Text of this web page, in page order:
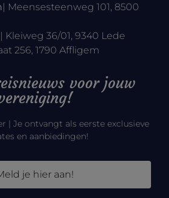
| Meensesteenweg 101, 8500
| Kleiweg 36/01, 9340 Lede
256, 1790 Affligem
voor jouw
| Je ontvangt als eerste exclusieve
en aanbiedingen!
je hier aan!